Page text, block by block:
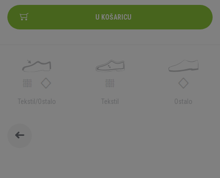
U KOŠARICU
Tekstil/Ostalo Tekstil Ostalo